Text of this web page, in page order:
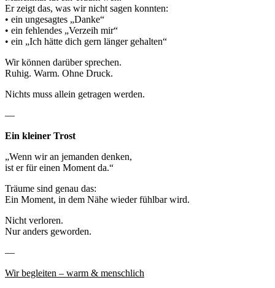
Er zeigt das, was wir nicht sagen konnten:
• ein ungesagtes „Danke“
• ein fehlendes „Verzeih mir“
• ein „Ich hätte dich gern länger gehalten“
Wir können darüber sprechen.
Ruhig. Warm. Ohne Druck.
Nichts muss allein getragen werden.
—
Ein kleiner Trost
„Wenn wir an jemanden denken,
ist er für einen Moment da.“
Träume sind genau das:
Ein Moment, in dem Nähe wieder fühlbar wird.
Nicht verloren.
Nur anders geworden.
—
Wir begleiten – warm & menschlich